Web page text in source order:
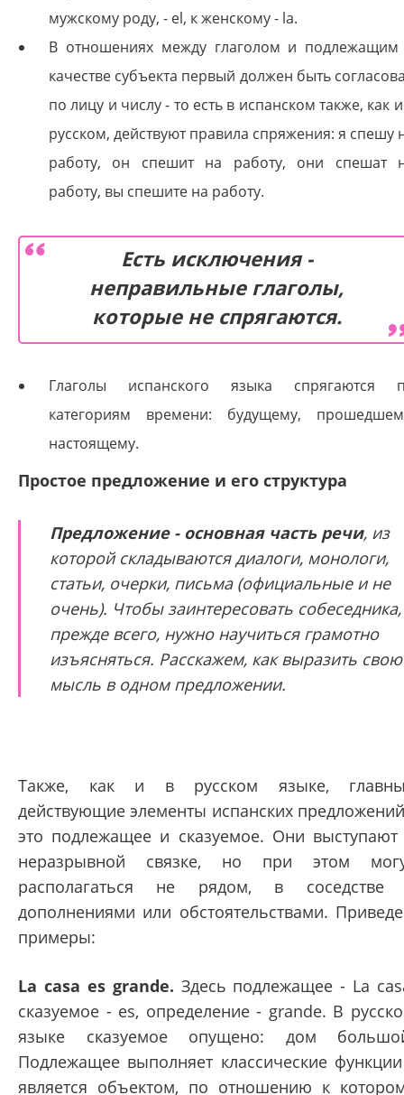
мужскому роду, - el, к женскому - la.
В отношениях между глаголом и
качестве субъекта первый должен быть
по лицу и числу - то есть в испанском также, как
русском, действуют правила спряжения: я спешу
работу, он спешит на работу, они спешат
работу, вы спешите на работу.
Есть исключения -
неправильные глаголы,
которые не спрягаются.
Глаголы испанского языка спрягаются
категориям времени: будущему,
настоящему.
Простое предложение и его структура
Предложение - основная часть речи, из
которой складываются диалоги, монологи,
статьи, очерки, письма (официальные и не
очень). Чтобы заинтересовать собеседника,
прежде всего, нужно научиться грамотно
изъясняться. Расскажем, как выразить свою
мысль в одном предложении.
Также, как и в русском языке,
действующие элементы испанских
это подлежащее и сказуемое. Они выступают
неразрывной связке, но при этом
располагаться не рядом, в соседстве
дополнениями или обстоятельствами.
примеры:
La casa es grande. Здесь подлежащее - La
сказуемое - es, определение - grande. В
языке сказуемое опущено: дом
Подлежащее выполняет классические
является объектом, по отношению к